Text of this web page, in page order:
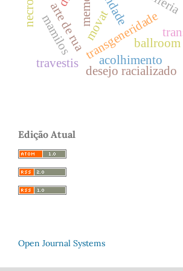
transgeneridade
arte de rua
travestis
ballroom
acolhimento
mamilos
desejo racializado
movat
Edição Atual
Open Journal Systems